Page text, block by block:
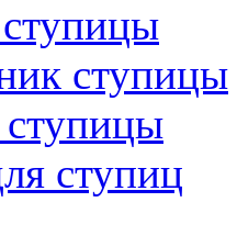
ступицы
ступиц